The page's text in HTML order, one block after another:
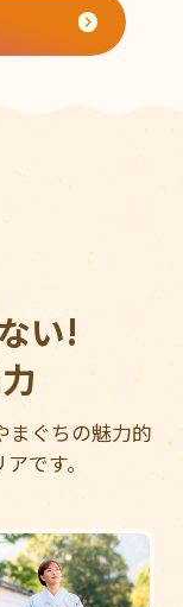
い!
まぐちの魅力的
です。